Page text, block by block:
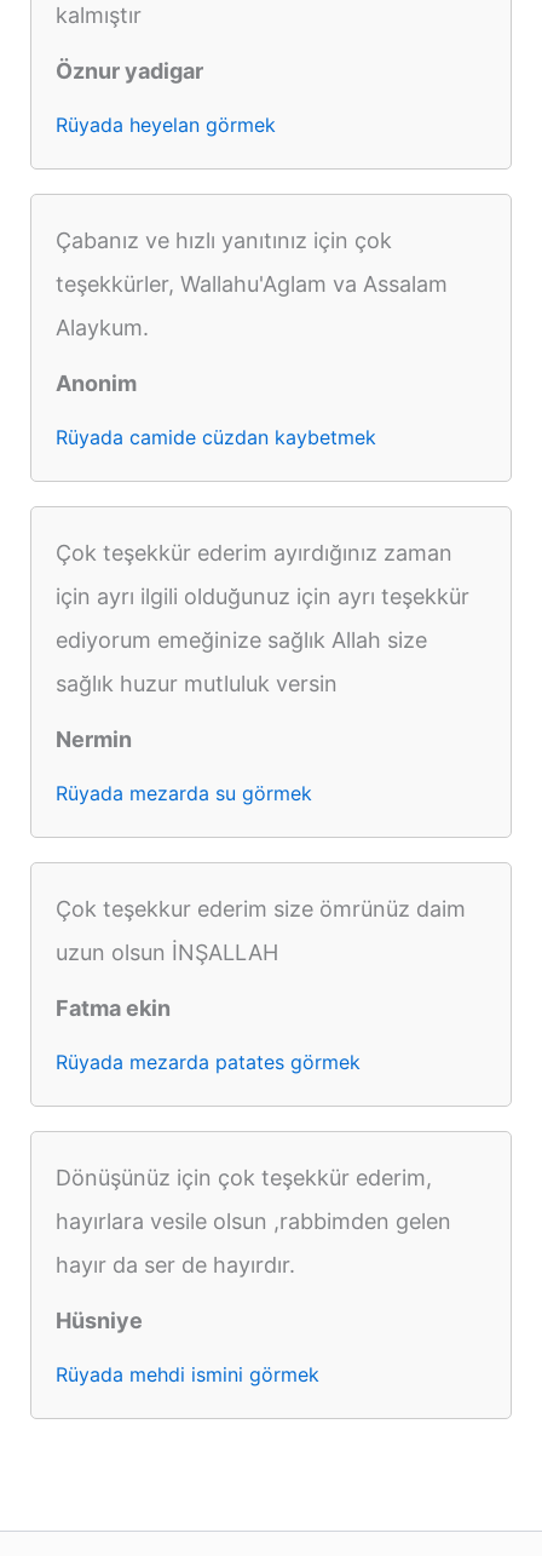
kalmıştır
Öznur yadigar
Rüyada heyelan görmek
Çabanız ve hızlı yanıtınız için çok
teşekkürler, Wallahu'Aglam va Assalam
Alaykum.
Anonim
Rüyada camide cüzdan kaybetmek
Çok teşekkür ederim ayırdığınız zaman
için ayrı ilgili olduğunuz için ayrı teşekkür
ediyorum emeğinize sağlık Allah size
sağlık huzur mutluluk versin
Nermin
Rüyada mezarda su görmek
Çok teşekkur ederim size ömrünüz daim
uzun olsun İNŞALLAH
Fatma ekin
Rüyada mezarda patates görmek
Dönüşünüz için çok teşekkür ederim,
hayırlara vesile olsun ,rabbimden gelen
hayır da ser de hayırdır.
Hüsniye
Rüyada mehdi ismini görmek